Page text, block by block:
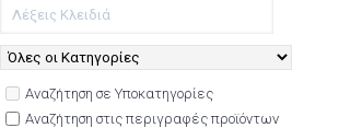
Αναζήτηση σε Υποκατηγορίες
Αναζήτηση στις περιγραφές προϊόντων